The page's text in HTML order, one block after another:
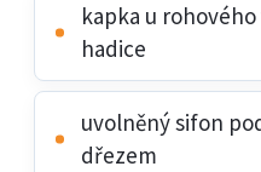
kapka u
hadice
uvolněný sifon
dřezem